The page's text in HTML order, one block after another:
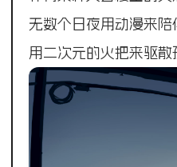
无数个日夜用动漫来陪
用二次元的火把来驱散